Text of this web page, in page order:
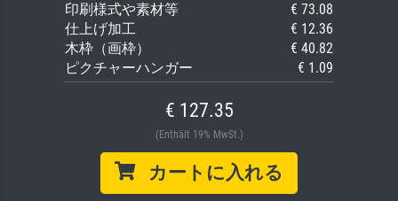
印刷様式や素材等
€ 73.08
仕上げ加工
€ 12.36
木枠（画枠）
€ 40.82
ピクチャーハンガー
€ 1.09
€ 127.35
(Enthält 19% MwSt.)
カートに入れる